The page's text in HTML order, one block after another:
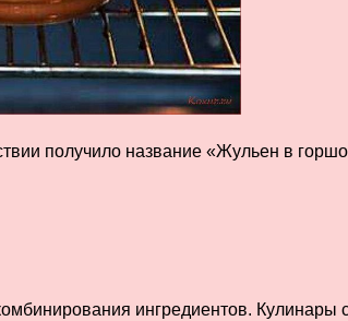
получило название «Жульен в
ингредиентов. Кулинары